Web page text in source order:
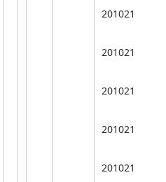
201021
201021
201021
201021
201021